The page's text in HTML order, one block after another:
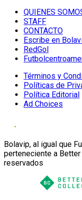
QUIENES
STAFF
CONTACTO
Escribe en
RedGol
Términos y
Políticas de
Política Editorial
Ad Choices
Bolavip, al igual que
perteneciente a
reservados